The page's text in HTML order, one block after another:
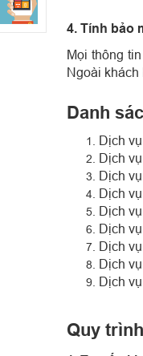
4. Tính bảo
Mọi thông
Ngoài khách
Danh
Dịch
Dịch
Dịch
Dịch
Dịch
Dịch
Dịch
Dịch
Dịch
Quy